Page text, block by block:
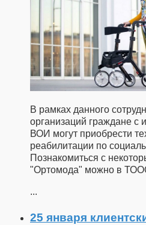
В рамках данного
организаций граждане с
ВОИ могут приобрести
реабилитации по
Познакомиться с
"Ортомода" можно в
...
25 января